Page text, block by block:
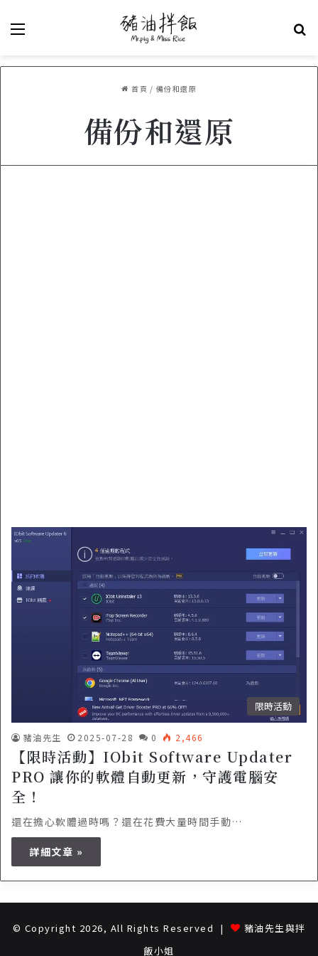
首頁 / 備份和還原
備份和還原
限時活動
豬油先生 2025-07-28 0 2,466
【限時活動】IObit Software Updater
PRO 讓你的軟體自動更新，守護電腦安
全！
還在擔心軟體過時嗎？還在花費大量時間手動…
詳細文章 »
© Copyright 2026, All Rights Reserved |
豬油先生與拌
飯小姐